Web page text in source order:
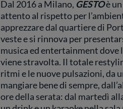
Dal 2016 a Milano, GESTOè
attento al rispetto per
apprezzare dal quartiere di
veste e si rinnova per
musica ed entertainment dove
viene stravolta. Il totale
ritmi e le nuove pulsazioni, da
mangiare bene di sempre,
ore della serata: dal martedì